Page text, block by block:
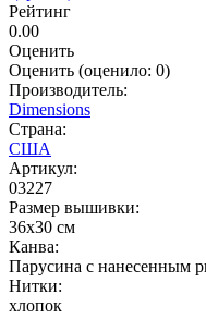
Рейтинг
0.00
Оценить
Оценить (оценило: 0)
Производитель:
Dimensions
Страна:
США
Артикул:
03227
Размер вышивки:
36x30 см
Канва:
Парусина с нанесенным
Нитки:
хлопок